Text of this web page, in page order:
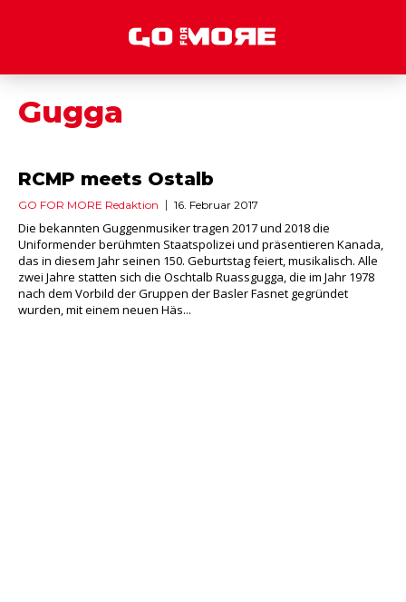
Gugga
RCMP meets Ostalb
GO FOR MORE Redaktion 16. Februar 2017
Die bekannten Guggenmusiker tragen 2017 und 2018 die
Uniformender berühmten Staatspolizei und präsentieren Kanada,
das in diesem Jahr seinen 150. Geburtstag feiert, musikalisch. Alle
zwei Jahre statten sich die Oschtalb Ruassgugga, die im Jahr 1978
nach dem Vorbild der Gruppen der Basler Fasnet gegründet
wurden, mit einem neuen Häs...